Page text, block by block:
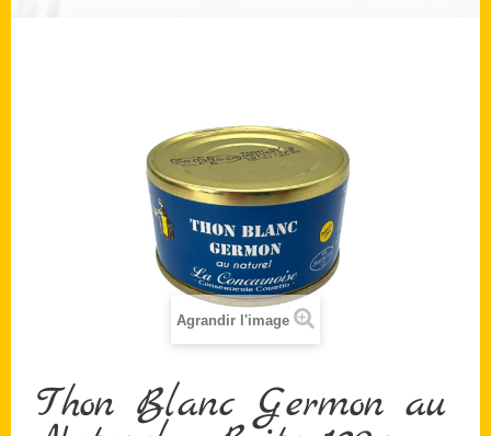
Agrandir l'image
Thon Blanc Germon au